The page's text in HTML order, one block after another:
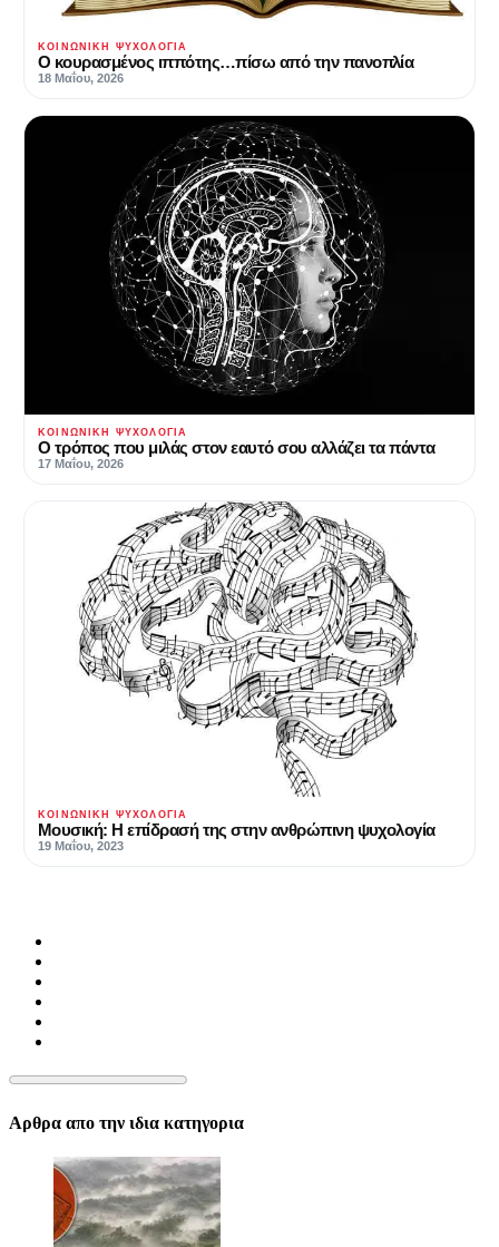
ΚΟΙΝΩΝΙΚΉ ΨΥΧΟΛΟΓΊΑ
Ο κουρασμένος ιππότης…πίσω από την πανοπλία
18 Μαΐου, 2026
ΚΟΙΝΩΝΙΚΉ ΨΥΧΟΛΟΓΊΑ
Ο τρόπος που μιλάς στον εαυτό σου αλλάζει τα πάντα
17 Μαΐου, 2026
ΚΟΙΝΩΝΙΚΉ ΨΥΧΟΛΟΓΊΑ
Μουσική: Η επίδρασή της στην ανθρώπινη ψυχολογία
19 Μαΐου, 2023
Αρθρα απο την ιδια κατηγορια